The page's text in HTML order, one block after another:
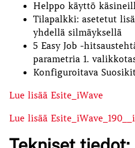
Helppo käyttö
Tilapalkki: asetetut
yhdellä silmäyksellä
5 Easy Job -
parametria 1.
Konfiguroitava
Lue lisää Esite_iWave
Lue lisää